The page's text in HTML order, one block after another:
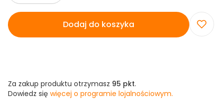
Dodaj do koszyka
Za zakup produktu otrzymasz 95 pkt.
Dowiedz się więcej o programie lojalnościowym.